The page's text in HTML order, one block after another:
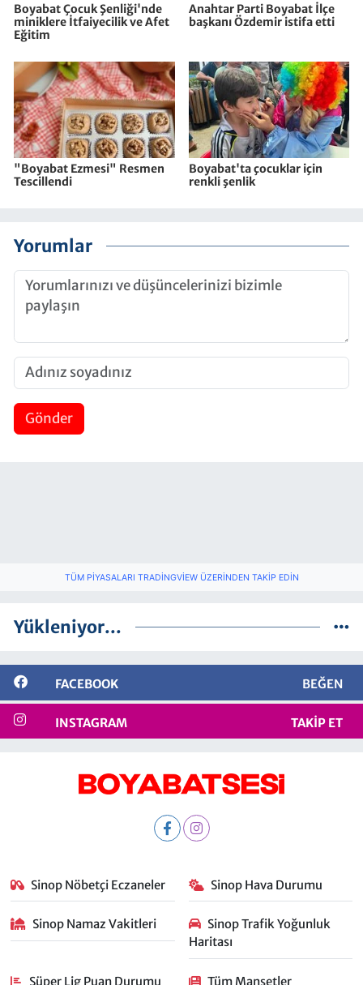
Boyabat Çocuk Şenliği'nde
miniklere İtfaiyecilik ve Afet
Eğitim
Anahtar Parti Boyabat İlçe
başkanı Özdemir istifa etti
"Boyabat Ezmesi" Resmen
Tescillendi
Boyabat'ta çocuklar için
renkli şenlik
Yorumlar
Gönder
TÜM PIYASALARI TRADINGVIEW ÜZERINDEN TAKIP EDIN
Yükleniyor...
FACEBOOK BEĞEN
INSTAGRAM TAKIP ET
Sinop Nöbetçi Eczaneler Sinop Hava Durumu
Sinop Namaz Vakitleri
Sinop Trafik Yoğunluk
Haritası
Süper Lig Puan Durumu Tüm Manşetler